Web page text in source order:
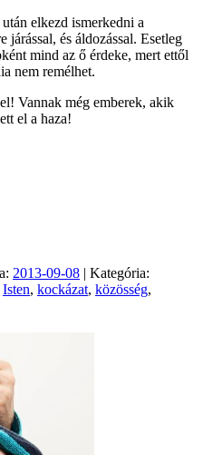
elkezd ismerkedni a
járással, és áldozással. Esetleg
mind az ő érdeke, mert ettől
nem remélhet.
Vannak még emberek, akik
el a haza!
2013-09-08 | Kategória:
Isten, kockázat, közösség,